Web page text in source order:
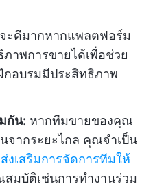
จะดีมากหากแพลตฟอร์ม
าพการขายได้เพื่อช่วย
อบรมมีประสิทธิภาพ
กัน: หากทีมขายของคุณ
จากระยะไกล คุณจำเป็น
งเสริมการจัดการทีมให้
มบัติเช่นการทำงานร่วม